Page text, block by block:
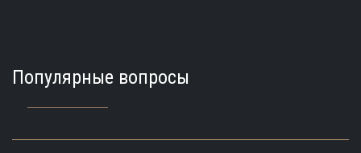
Популярные вопросы